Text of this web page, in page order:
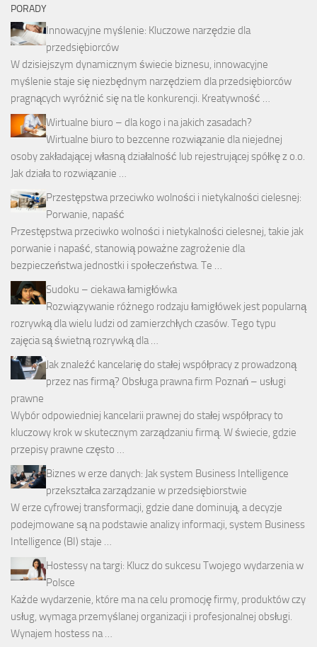
PORADY
Innowacyjne myślenie: Kluczowe narzędzie dla
przedsiębiorców
W dzisiejszym dynamicznym świecie biznesu, innowacyjne
myślenie staje się niezbędnym narzędziem dla przedsiębiorców
pragnących wyróżnić się na tle konkurencji. Kreatywność …
Wirtualne biuro – dla kogo i na jakich zasadach?
Wirtualne biuro to bezcenne rozwiązanie dla niejednej
osoby zakładającej własną działalność lub rejestrującej spółkę z o.o.
Jak działa to rozwiązanie …
Przestępstwa przeciwko wolności i nietykalności cielesnej:
Porwanie, napaść
Przestępstwa przeciwko wolności i nietykalności cielesnej, takie jak
porwanie i napaść, stanowią poważne zagrożenie dla
bezpieczeństwa jednostki i społeczeństwa. Te …
Sudoku – ciekawa łamigłówka
Rozwiązywanie różnego rodzaju łamigłówek jest popularną
rozrywką dla wielu ludzi od zamierzchłych czasów. Tego typu
zajęcia są świetną rozrywką dla …
Jak znaleźć kancelarię do stałej współpracy z prowadzoną
przez nas firmą? Obsługa prawna firm Poznań – usługi
prawne
Wybór odpowiedniej kancelarii prawnej do stałej współpracy to
kluczowy krok w skutecznym zarządzaniu firmą. W świecie, gdzie
przepisy prawne często …
Biznes w erze danych: Jak system Business Intelligence
przekształca zarządzanie w przedsiębiorstwie
W erze cyfrowej transformacji, gdzie dane dominują, a decyzje
podejmowane są na podstawie analizy informacji, system Business
Intelligence (BI) staje …
Hostessy na targi: Klucz do sukcesu Twojego wydarzenia w
Polsce
Każde wydarzenie, które ma na celu promocję firmy, produktów czy
usług, wymaga przemyślanej organizacji i profesjonalnej obsługi.
Wynajem hostess na …